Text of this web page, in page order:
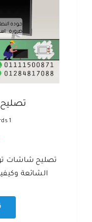
1 words
تصليح شاشات
الشائعة